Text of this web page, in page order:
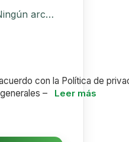
Ningún archivo seleccionado
con la Política de
–
Leer más